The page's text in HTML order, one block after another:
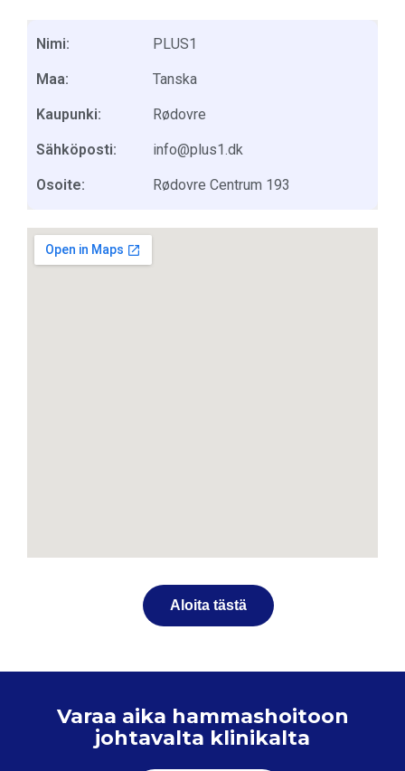
Nimi:
Maa:
Kaupunki:
Sähköposti:
Osoite:
PLUS1
Tanska
Rødovre
info@plus1.dk
Rødovre Centrum 193
Aloita tästä
Varaa aika hammashoitoon
johtavalta klinikalta